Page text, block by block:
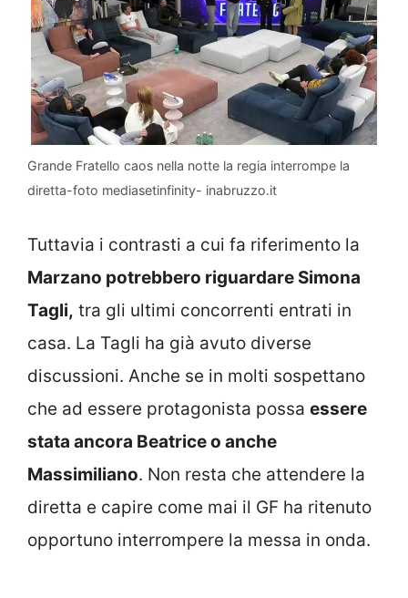
Grande Fratello caos nella notte la regia interrompe la
diretta-foto mediasetinfinity- inabruzzo.it
Tuttavia i contrasti a cui fa riferimento la
Marzano potrebbero riguardare Simona
Tagli, tra gli ultimi concorrenti entrati in
casa. La Tagli ha già avuto diverse
discussioni. Anche se in molti sospettano
che ad essere protagonista possa essere
stata ancora Beatrice o anche
Massimiliano. Non resta che attendere la
diretta e capire come mai il GF ha ritenuto
opportuno interrompere la messa in onda.